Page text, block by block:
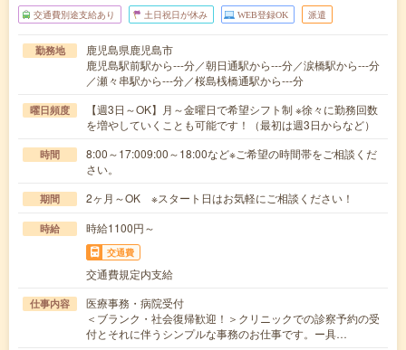
交通費別途支給あり 土日祝日が休み WEB登録OK 派遣
勤務地
鹿児島県鹿児島市
鹿児島駅前駅から---分／朝日通駅から---分／涙橋駅から---分
／瀬々串駅から---分／桜島桟橋通駅から---分
曜日頻度
【週3日～OK】月～金曜日で希望シフト制 ※徐々に勤務回数
を増やしていくことも可能です！（最初は週3日からなど）
時間
8:00～17:009:00～18:00など※ご希望の時間帯をご相談くだ
さい。
期間 2ヶ月～OK ※スタート日はお気軽にご相談ください！
時給 時給1100円～
交通費
交通費規定内支給
仕事内容
医療事務・病院受付
＜ブランク・社会復帰歓迎！＞クリニックでの診察予約の受
付とそれに伴うシンプルな事務のお仕事です。ー具…